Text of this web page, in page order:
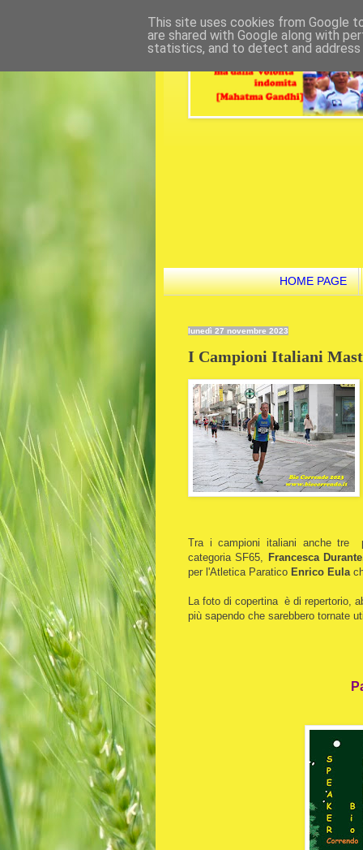
HOME PAGE
lunedì 27 novembre 2023
I Campioni Italiani
Tra i campioni italiani anche tre
categoria SF65, Francesca
per l'Atletica Paratico Enrico Eula
La foto di copertina è di repertorio,
più sapendo che sarebbero tornate
This site uses cookies from Google
are shared with Google along with
statistics, and to detect and address